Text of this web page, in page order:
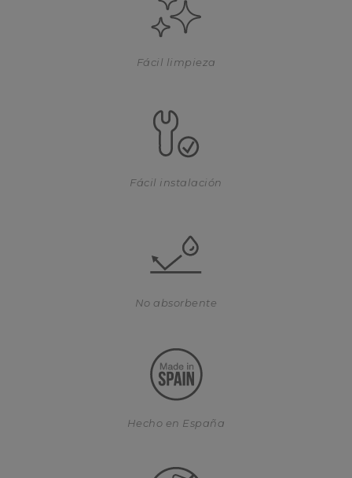
Fácil limpieza
Fácil instalación
No absorbente
Hecho en España